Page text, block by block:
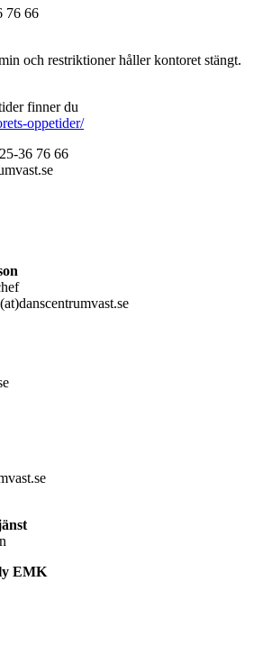
76 66
och restriktioner håller kontoret stängt.
finner du
oppetider/
36 76 66
EMK